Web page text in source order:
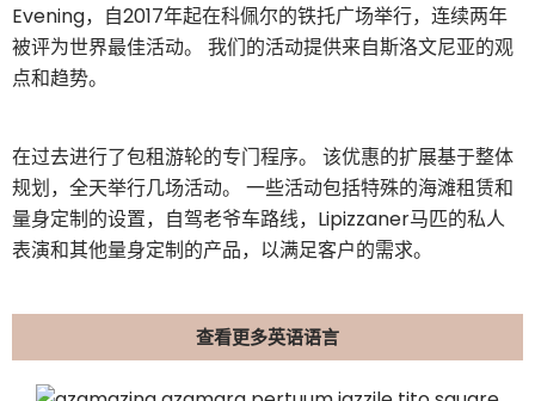
Evening，自2017年起在科佩尔的铁托广场举行，连续两年
被评为世界最佳活动。 我们的活动提供来自斯洛文尼亚的观
点和趋势。
在过去进行了包租游轮的专门程序。 该优惠的扩展基于整体
规划，全天举行几场活动。 一些活动包括特殊的海滩租赁和
量身定制的设置，自驾老爷车路线，Lipizzaner马匹的私人
表演和其他量身定制的产品，以满足客户的需求。
查看更多英语语言